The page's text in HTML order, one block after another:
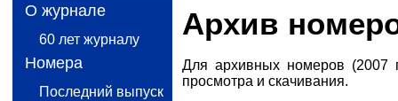
О журнале
60 лет журналу
Номера
Последний выпуск
Архив
Для архивных номеров (2007
просмотра и скачивания.